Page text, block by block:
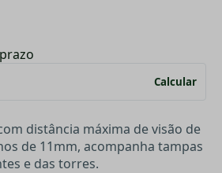
Calcular
distância máxima de visão de
de 11mm, acompanha tampas
e das torres.